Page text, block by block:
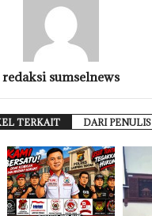
redaksi sumselnews
TERKAIT DARI PENULIS